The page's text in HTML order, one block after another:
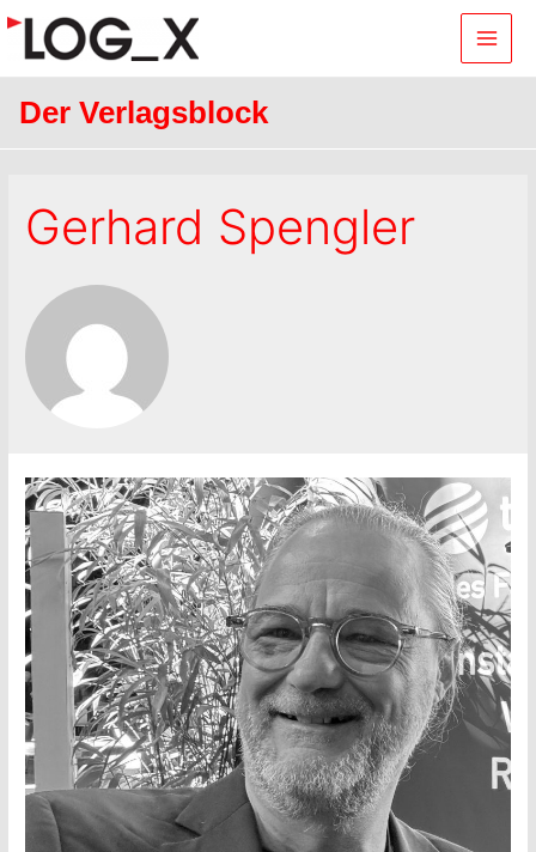
Main
Der Verlagsblock
Gerhard Spengler